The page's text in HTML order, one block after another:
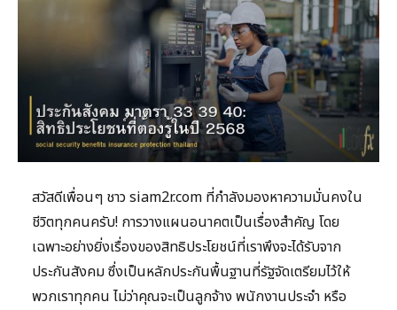
สวัสดีเพื่อนๆ ชาว siam2r.com ที่กำลังมองหาความมั่นคงใน
ชีวิตทุกคนครับ! การวางแผนอนาคตเป็นเรื่องสำคัญ โดย
เฉพาะอย่างยิ่งเรื่องของสิทธิประโยชน์ที่เราพึงจะได้รับจาก
ประกันสังคม ซึ่งเป็นหลักประกันพื้นฐานที่รัฐจัดเตรียมไว้ให้
พวกเราทุกคน ไม่ว่าคุณจะเป็นลูกจ้าง พนักงานประจำ หรือ